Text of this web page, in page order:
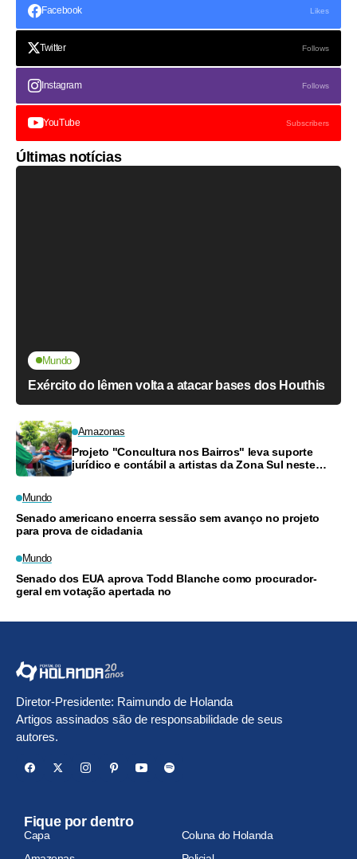
Facebook Likes
Twitter Follows
Instagram Follows
YouTube Subscribers
Últimas notícias
Mundo
Exército do Iêmen volta a atacar bases dos Houthis
Amazonas
Projeto "Concultura nos Bairros" leva suporte
jurídico e contábil a artistas da Zona Sul neste
Mundo
Senado americano encerra sessão sem avanço no projeto
para prova de cidadania
Mundo
Senado dos EUA aprova Todd Blanche como procurador-
geral em votação apertada no
Diretor-Presidente: Raimundo de Holanda
Artigos assinados são de responsabilidade de seus
autores.
Fique por dentro
Capa
Coluna do Holanda